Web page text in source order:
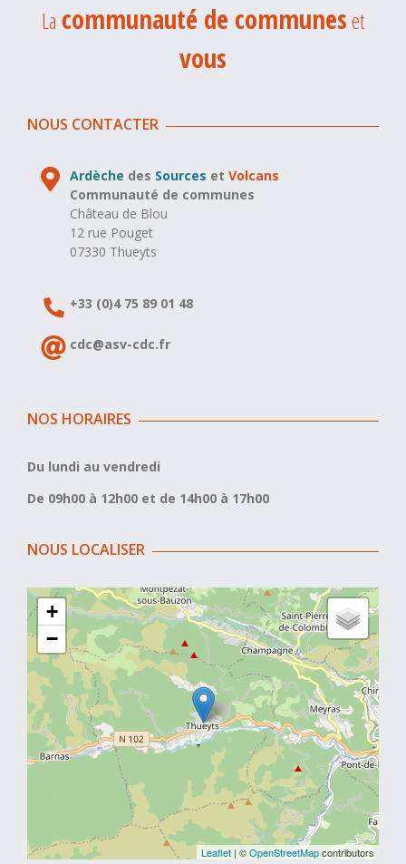
La communauté de communeset
vous
NOUS CONTACTER
Ardèche des Sources etVolcans
Communauté de communes
Château de Blou
12 rue Pouget
07330 Thueyts
+33 (0)4 75 89 01 48
cdc@asv-cdc.fr
NOS HORAIRES
Du lundi au vendredi
De 09h00 à 12h00 et de 14h00 à 17h00
NOUS LOCALISER
+
−
Leaflet | ©OpenStreetMapcontributors